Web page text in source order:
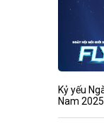
Kỷ yếu
Nam